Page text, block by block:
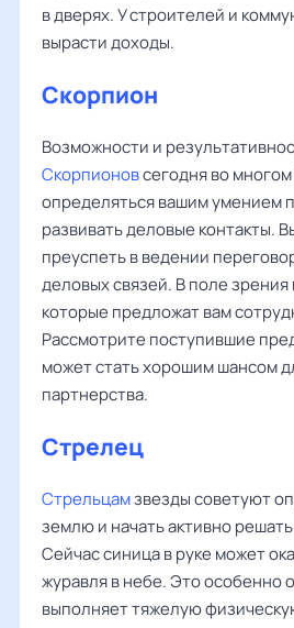
в дверях. У строителей и
вырасти доходы.
Скорпион
Возможности и
Скорпионовсегодня во
определяться вашим умением
развивать деловые контакты.
преуспеть в ведении
деловых связей. В поле
которые предложат вам
Рассмотрите поступившие
может стать хорошим шансом
партнерства.
Стрелец
Стрельцамзвезды советуют
землю и начать активно
Сейчас синица в руке может
журавля в небе. Это особенно
выполняет тяжелую